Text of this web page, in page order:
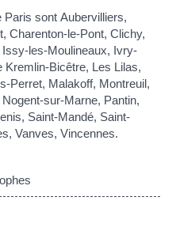
sont Aubervilliers,
Charenton-le-Pont, Clichy,
les-Moulineaux, Ivry-
Kremlin-Bicêtre, Les Lilas,
Perret, Malakoff, Montreuil,
sur-Marne, Pantin,
Saint-Mandé, Saint-
Vanves, Vincennes.